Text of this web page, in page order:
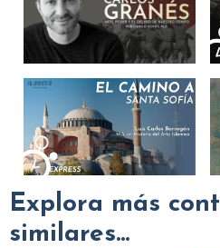
Explora más
similares...